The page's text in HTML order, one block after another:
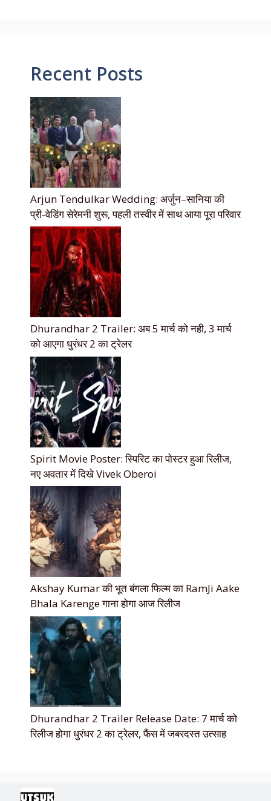
Recent Posts
Arjun Tendulkar Wedding: अर्जुन–सानिया की
प्री-वेडिंग सेरेमनी शुरू, पहली तस्वीर में साथ आया पूरा परिवार
Dhurandhar 2 Trailer: अब 5 मार्च को नही, 3 मार्च
को आएगा धुरंधर 2 का ट्रेलर
Spirit Movie Poster: स्पिरिट का पोस्टर हुआ रिलीज,
नए अवतार में दिखे Vivek Oberoi
Akshay Kumar की भूत बंगला फिल्म का RamJi Aake
Bhala Karenge गाना होगा आज रिलीज
Dhurandhar 2 Trailer Release Date: 7 मार्च को
रिलीज होगा धुरंधर 2 का ट्रेलर, फैंस में जबरदस्त उत्साह